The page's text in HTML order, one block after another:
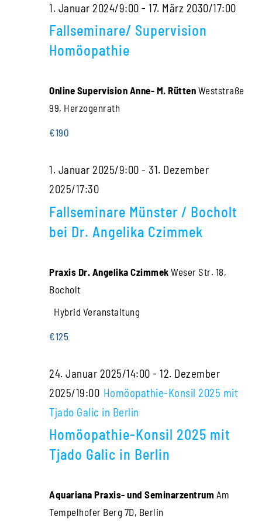
Fallseminare/ Supervision
Homöopathie
1. Januar 2024/9:00 - 17. März 2030/17:00
Online Supervision Anne- M. Rütten Weststraße
99, Herzogenrath
€190
Fallseminare Münster / Bocholt
bei Dr. Angelika Czimmek
1. Januar 2025/9:00 - 31. Dezember
2025/17:30
Praxis Dr. Angelika Czimmek Weser Str. 18,
Bocholt
Hybrid Veranstaltung
€125
Homöopathie-Konsil 2025 mit
Tjado Galic in Berlin
24. Januar 2025/14:00 - 12. Dezember
2025/19:00 Homöopathie-Konsil 2025 mit
Tjado Galic in Berlin
Aquariana Praxis- und Seminarzentrum Am
Tempelhofer Berg 7D, Berlin